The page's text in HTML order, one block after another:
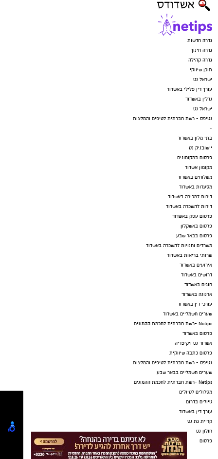
גדרה חדשות
גדרה חינוך
גדרה קהילה
תוכן שיווקי
ישראל נט
עורך דין פלילי באשדוד
נדל"ן באשדוד
ישראל נט
נטיפס - רשת חברתית לטיפים והמלצות
-
בתי מלון באשדוד
יישובניק נט
פרסום במקומונים
מקומון אשדוד
משלוחים באשדוד
מסעדות באשדוד
דירות למכירה באשדוד
דירות להשכרה באשדוד
פרסום עסק באשדוד
פרסום באשקלון
פרסום בבאר שבע
משרדים וחנויות להשכרה באשדוד
שרותי בריאות באשדוד
אירועים באשדוד
דרושים באשדוד
חוגים באשדוד
ארנונה באשדוד
עורכי דין באשדוד
שערים חשמליים באשדוד
Netips -רשת חברתית לחכמת ההמונים
פרסום באשדוד
אשדוד נט ויקיפדיה
פרסום כתבה שיווקית
נטיפס - רשת חברתית לטיפים והמלצות
שערים חשמליים בבאר שבע
Netips -רשת חברתית לחכמת ההמונים
מסלולים לטיולים
טיולים בדרום
עורך דין באשדוד
קריית גת נט
חולון נט
פרסום